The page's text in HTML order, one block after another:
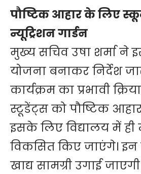
पौष्टिक आहार के लिए
न्यूट्रिशन गार्डन
मुख्य सचिव उषा शर्मा ने
योजना बनाकर निर्देश
कार्यक्रम का प्रभावी
स्टूडेंट्स को पौष्टिक
इसके लिए विद्यालय में ही
विकसित किए जाएंगे। इन
खाद्य सामग्री उगाई